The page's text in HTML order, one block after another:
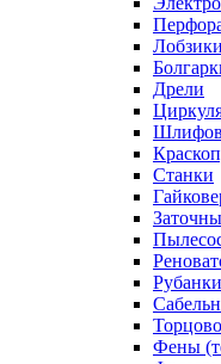
Лобзики
Дрели
Станки
Фены